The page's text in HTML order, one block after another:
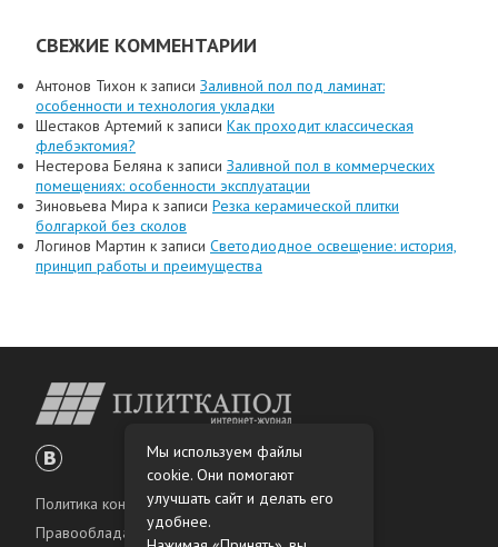
СВЕЖИЕ КОММЕНТАРИИ
Антонов Тихон к записи Заливной пол под ламинат:
особенности и технология укладки
Шестаков Артемий к записи Как проходит классическая
флебэктомия?
Нестерова Беляна к записи Заливной пол в коммерческих
помещениях: особенности эксплуатации
Зиновьева Мира к записи Резка керамической плитки
болгаркой без сколов
Логинов Мартин к записи Светодиодное освещение: история,
принцип работы и преимущества
Политика конфиденциальности
Правообладателям
Мы используем файлы
cookie. Они помогают
улучшать сайт и делать его
удобнее.